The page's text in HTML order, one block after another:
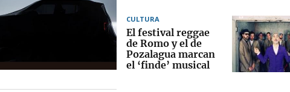
CULTURA
El festival reggae
de Romo y el de
Pozalagua marcan
el ‘finde’ musical